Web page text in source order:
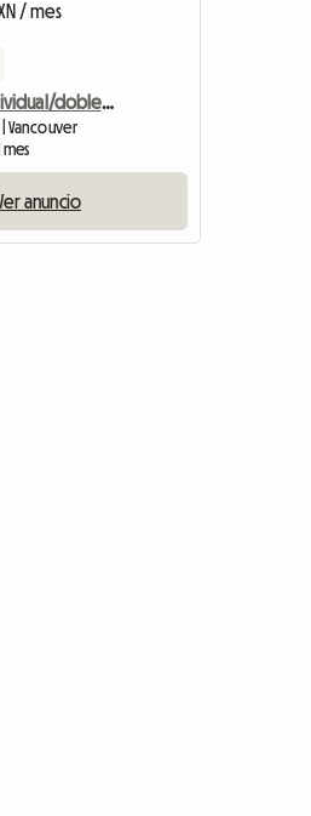
/ mes
Habitación individual/doble disponible
Vancouver
mes
anuncio